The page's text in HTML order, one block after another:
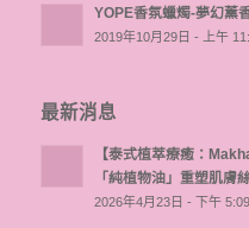
YOPE香氛蠟燭-夢幻薰
2019年10月29日 - 上午
最新消息
【泰式植萃療癒：
「純植物油」重塑肌膚
2026年4月23日 - 下午 5:09